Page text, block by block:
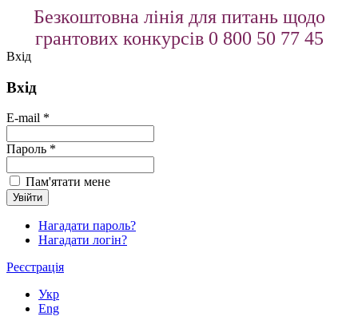
Безкоштовна лінія для питань щодо
грантових конкурсів 0 800 50 77 45
Вхід
Вхід
E-mail *
Пароль *
Пам'ятати мене
Нагадати пароль?
Нагадати логін?
Реєстрація
Укр
Eng